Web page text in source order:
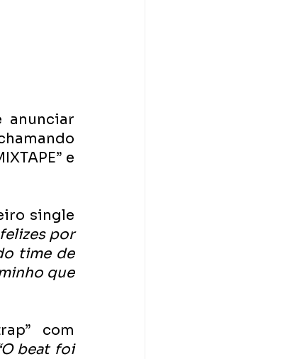
anunciar
e
single
por
time de
que
com
beat foi